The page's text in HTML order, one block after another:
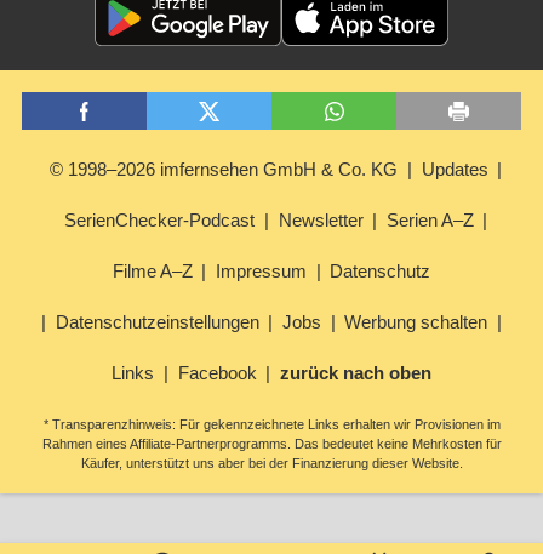
© 1998–2026 imfernsehen GmbH & Co. KG Updates
SerienChecker-Podcast Newsletter Serien A–Z
Filme A–Z Impressum Datenschutz
Datenschutzeinstellungen Jobs Werbung schalten
Links Facebook zurück nach oben
* Transparenzhinweis: Für gekennzeichnete Links erhalten wir Provisionen im
Rahmen eines Affiliate-Partnerprogramms. Das bedeutet keine Mehrkosten für
Käufer, unterstützt uns aber bei der Finanzierung dieser Website.